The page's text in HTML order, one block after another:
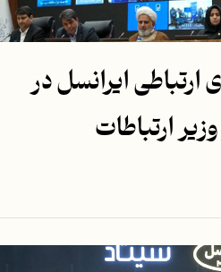
ارتباطی ایرانسل در
ارتباطات